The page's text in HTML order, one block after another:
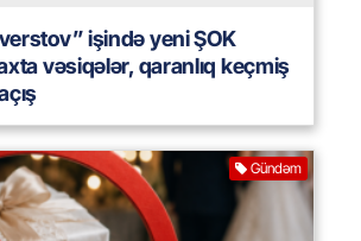
işində yeni ŞOK
vəsiqələr, qaranlıq keçmiş
Gündəm